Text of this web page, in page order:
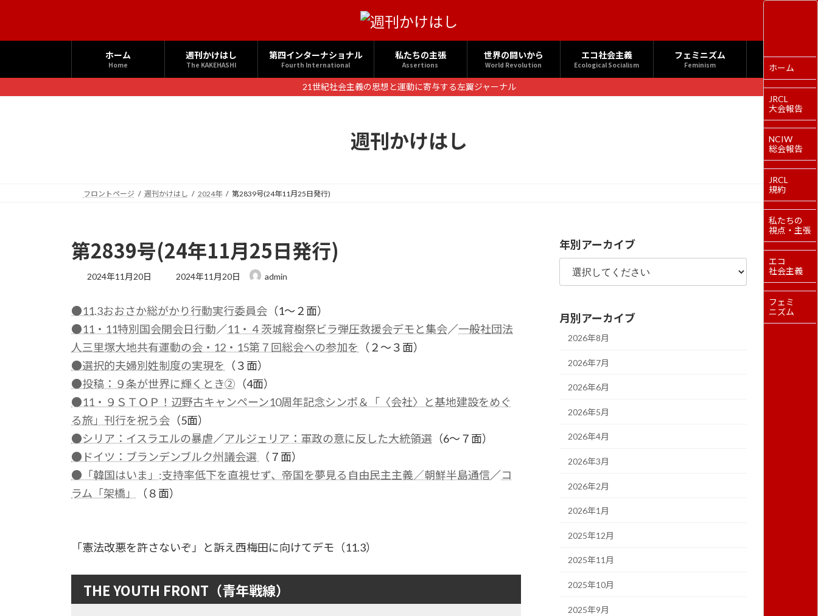
へ
ス
ョ
ン
ホーム
Home
週刊かけはし
The KAKEHASHI
第四インターナショナル
Fourth International
私たちの主張
Assertions
世界の闘いから
World Revolution
エコ社会主義
Ecological Socialism
フェミニズム
Feminism
21世紀社会主義の思想と運動に寄与する左翼ジャーナル
週刊かけはし
フロントページ 週刊かけはし 2024年 第2839号(24年11月25日発行)
第2839号(24年11月25日発行)
2024年11月20日
最
新
日
時
:
2024年11月20日 admin
●11.3おおさか総がかり行動実行委員会 （1～２面）
●11・11特別国会開会日行動／11・４茨城育樹祭ビラ弾圧救援会デモと集会／一般社団法
人三里塚大地共有運動の会・12・15第７回総会への参加を （２～３面）
●選択的夫婦別姓制度の実現を （３面）
●投稿：９条が世界に輝くとき② （4面）
●11・９ＳＴＯＰ！辺野古キャンペーン10周年記念シンポ＆「〈会社〉と基地建設をめぐ
る旅」刊行を祝う会 （5面）
●シリア：イスラエルの暴虐／アルジェリア：軍政の意に反した大統領選 （6～７面）
●ドイツ：ブランデンブルク州議会選
（７面）
●「韓国はいま」:支持率低下を直視せず、帝国を夢見る自由民主主義／朝鮮半島通信／コ
ラム「架橋」
（８面）
「憲法改悪を許さないぞ」と訴え西梅田に向けてデモ（11.3）
THE YOUTH FRONT（青年戦線）
年別アーカイブ
月別アーカイブ
2026年8月
2026年7月
2026年6月
2026年5月
2026年4月
2026年3月
2026年2月
2026年1月
2025年12月
2025年11月
2025年10月
2025年9月
ホーム
JRCL
大会報告
NCIW
総会報告
JRCL
規約
私たちの
視点・主張
エコ
社会主義
フェミ
ニズム